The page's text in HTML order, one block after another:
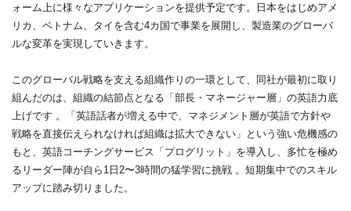
ォーム上に様々なアプリケーションを提供予定です。日本をはじめアメ
リカ、ベトナム、タイを含む4カ国で事業を展開し、製造業のグローバ
ルな変革を実現していきます。
このグローバル戦略を支える組織作りの一環として、同社が最初に取り
組んだのは、組織の結節点となる「部長・マネージャー層」の英語力底
上げです 。「英語話者が増える中で、マネジメント層が英語で方針や
戦略を直接伝えられなければ組織は拡大できない」という強い危機感の
もと、英語コーチングサービス「プログリット」を導入し、多忙を極め
るリーダー陣が自ら1日2〜3時間の猛学習に挑戦 。短期集中でのスキル
アップに踏み切りました。